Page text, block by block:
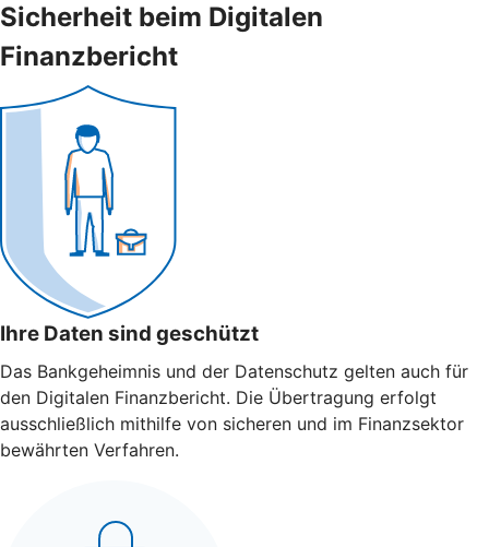
Sicherheit beim Digitalen
Finanzbericht
Ihre Daten sind geschützt
Das Bankgeheimnis und der Datenschutz gelten auch für
den Digitalen Finanzbericht. Die Übertragung erfolgt
ausschließlich mithilfe von sicheren und im Finanzsektor
bewährten Verfahren.